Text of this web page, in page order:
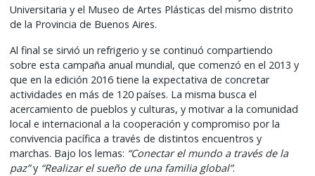
Universitaria y el Museo de Artes Plásticas del mismo distrito
de la Provincia de Buenos Aires.
Al final se sirvió un refrigerio y se continuó compartiendo
sobre estacampaña anual mundial, que comenzó en el 2013 y
que en la edición 2016 tiene la expectativa de concretar
actividades enmás de 120 países. La misma busca el
acercamiento de pueblos y culturas, y motivar a la comunidad
local e internacional a la cooperación y compromiso por la
convivencia pacífica a través de distintos encuentros y
marchas. Bajo los lemas: “Conectar el mundo a través de la
paz”y “Realizar el sueño de una familia global”.